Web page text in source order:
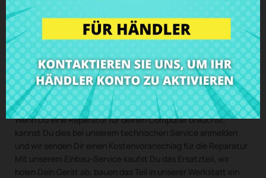
Displaykabel Asus X455LA X455LJ
KaufeDisplaykabel Asus X455LA X455LJzum besten Preis
bei CRParts - GEBRAUCHTES ORIGINALPRODUKT - auch mit
unserem Einbau-Service verfügbar.
Wenn Du eine Reparatur für deinen Computer brauchst,
kannst Du dies bei unserem technischen Service anmelden
und wir senden Dir einen Kostenvoranschlag für die Reparatur.
Mit unserem Einbau-Service kaufst Du das Ersatzteil, wir
holen Dein Gerät ab, bauen das Teil in unserer Werkstatt ein